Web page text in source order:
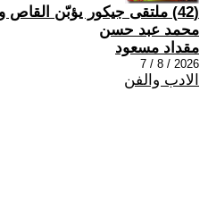
(42) ملتقى جيكور يؤبّن القاص
محمد عبد حسن
مقداد مسعود
2026 / 8 / 7
الادب والفن